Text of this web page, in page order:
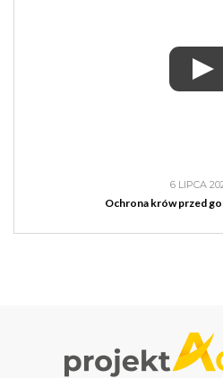
6 LIPCA
Ochrona krów przed